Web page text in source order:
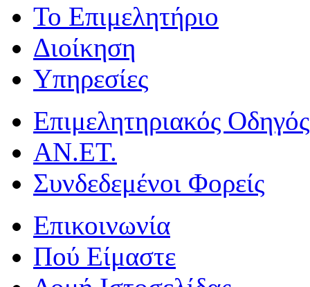
Το Επιμελητήριο
Διοίκηση
Υπηρεσίες
Επιμελητηριακός Οδηγός
ΑΝ.ΕΤ.
Συνδεδεμένοι Φορείς
Επικοινωνία
Πού Είμαστε